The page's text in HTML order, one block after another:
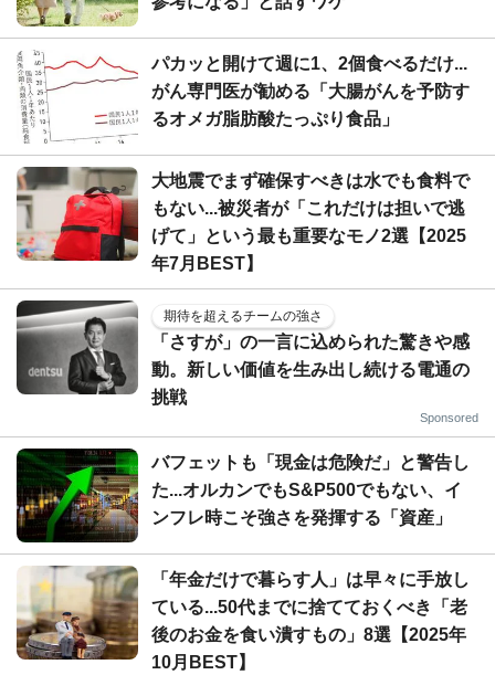
パカッと開けて週に1、2個食べるだけ...
がん専門医が勧める「大腸がんを予防す
るオメガ脂肪酸たっぷり食品」
大地震でまず確保すべきは水でも食料で
もない...被災者が「これだけは担いで逃
げて」という最も重要なモノ2選【2025
年7月BEST】
期待を超えるチームの強さ
「さすが」の一言に込められた驚きや感
動。新しい価値を生み出し続ける電通の
挑戦
Sponsored
バフェットも「現金は危険だ」と警告し
た...オルカンでもS&P500でもない、イ
ンフレ時こそ強さを発揮する「資産」
「年金だけで暮らす人」は早々に手放し
ている...50代までに捨てておくべき「老
後のお金を食い潰すもの」8選【2025年
10月BEST】